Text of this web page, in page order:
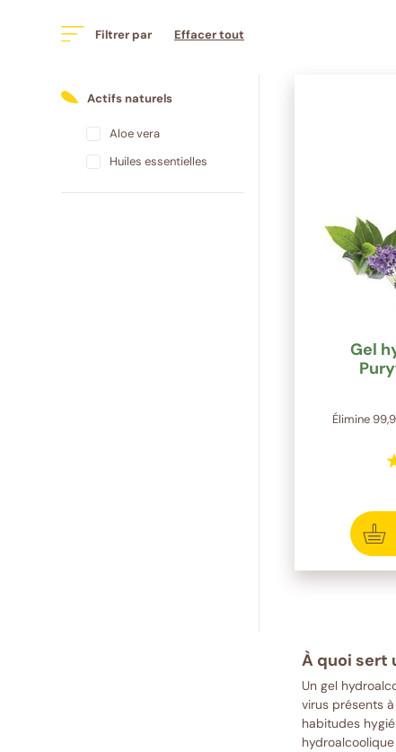
Filtrer par Effacer tout
Actifs naturels
Aloe vera
Huiles essentielles
Gel
Élimine
À quoi sert
Un gel
virus présents
habitudes